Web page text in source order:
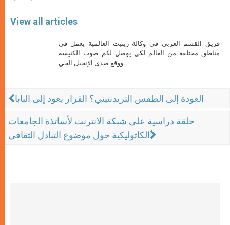
View all articles
فريق القسم العربي في وكالة زينيت العالمية يعمل في
مناطق مختلفة من العالم لكي يوصل لكم صوت الكنيسة
ووقع صدى الإنجيل الحي.
العودة إلى الطقس التريدنتيني؟ القرار يعود إلى البابا
حلقة دراسية على شبكة الانترنت لأساتذة الجامعات
الكاثوليكية حول موضوع التبادل الثقافي